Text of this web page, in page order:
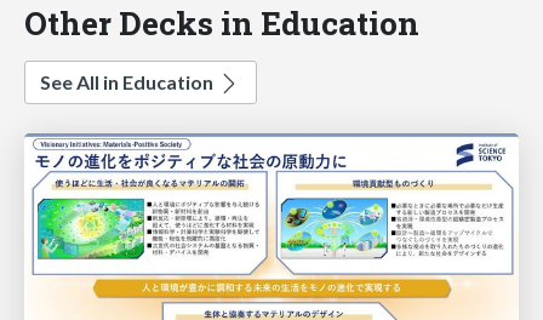
Other Decks in Education
See All in Education